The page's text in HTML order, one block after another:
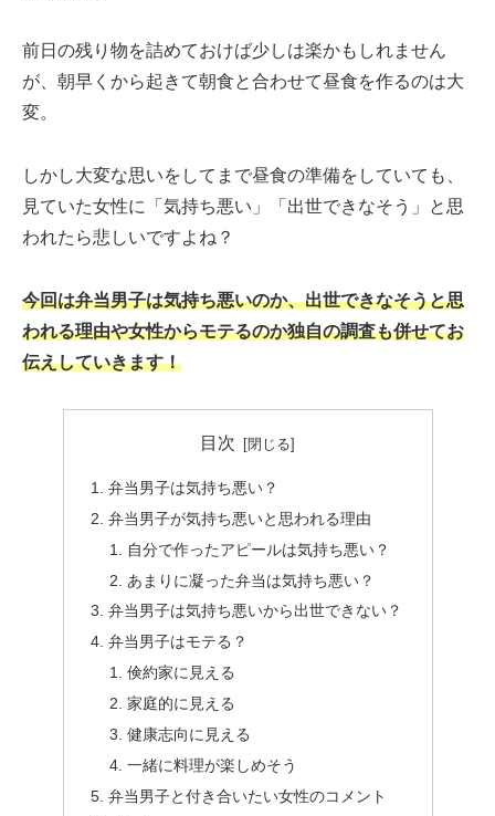
前日の残り物を詰めておけば少しは楽かもしれません
が、朝早くから起きて朝食と合わせて昼食を作るのは大
変。
しかし大変な思いをしてまで昼食の準備をしていても、
見ていた女性に「気持ち悪い」「出世できなそう」と思
われたら悲しいですよね？
今回は弁当男子は気持ち悪いのか、出世できなそうと思
われる理由や女性からモテるのか独自の調査も併せてお
伝えしていきます！
目次
弁当男子は気持ち悪い？
弁当男子が気持ち悪いと思われる理由
自分で作ったアピールは気持ち悪い？
あまりに凝った弁当は気持ち悪い？
弁当男子は気持ち悪いから出世できない？
弁当男子はモテる？
倹約家に見える
家庭的に見える
健康志向に見える
一緒に料理が楽しめそう
弁当男子と付き合いたい女性のコメント